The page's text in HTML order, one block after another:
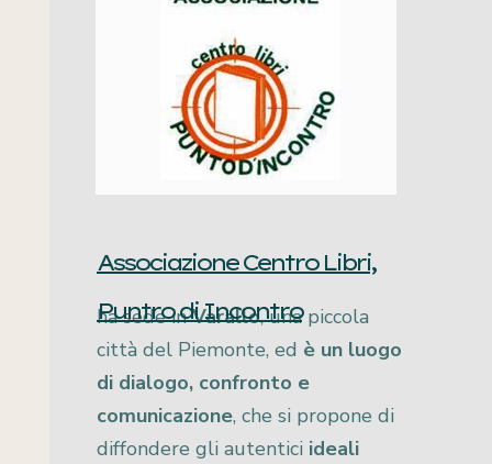
Associazione Centro Libri,
Puntro di Incontro
ha sede inVarallo, una piccola
città del Piemonte, ed è un luogo
di dialogo, confronto e
comunicazione, che si propone di
diffondere gli autentici ideali